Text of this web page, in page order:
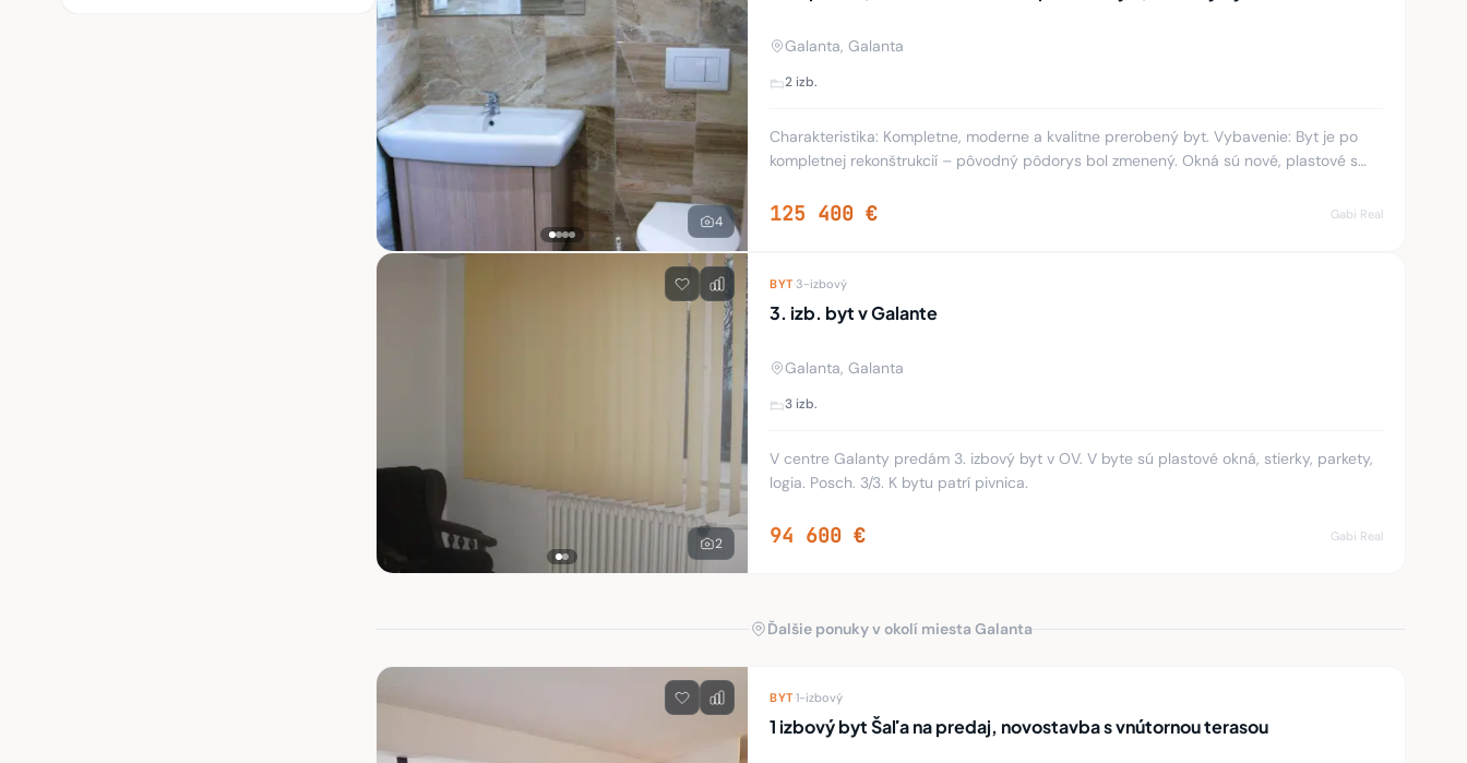
4
Galanta, Galanta
2 izb.
Charakteristika: Kompletne, moderne a kvalitne prerobený byt. Vybavenie: Byt je po
kompletnej rekonštrukcií – pôvodný pôdorys bol zmenený. Okná sú nové, plastové s
125 400 € Gabi Real
2
BYT·3-izbový
3. izb. byt v Galante
Galanta, Galanta
3 izb.
V centre Galanty predám 3. izbový byt v OV. V byte sú plastové okná, stierky, parkety,
logia. Posch. 3/3. K bytu patrí pivnica.
94 600 € Gabi Real
Ďalšie ponuky v okolí miesta Galanta
BYT·1-izbový
1 izbový byt Šaľa na predaj, novostavba s vnútornou terasou